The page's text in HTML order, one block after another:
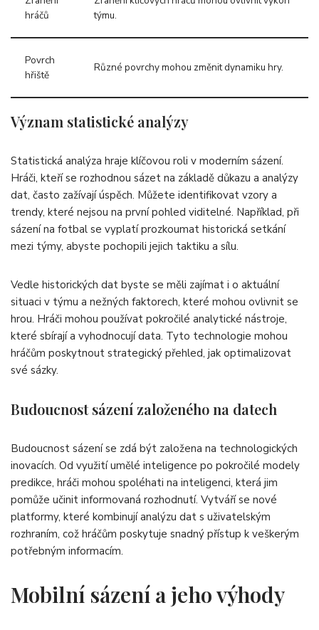
hráčů
týmu.
Povrch
hřiště
Různé povrchy mohou změnit dynamiku hry.
Význam statistické analýzy
Statistická analýza hraje klíčovou roli v moderním sázení.
Hráči, kteří se rozhodnou sázet na základě důkazu a analýzy
dat, často zažívají úspěch. Můžete identifikovat vzory a
trendy, které nejsou na první pohled viditelné. Například, při
sázení na fotbal se vyplatí prozkoumat historická setkání
mezi týmy, abyste pochopili jejich taktiku a sílu.
Vedle historických dat byste se měli zajímat i o aktuální
situaci v týmu a nežných faktorech, které mohou ovlivnit se
hrou. Hráči mohou používat pokročilé analytické nástroje,
které sbírají a vyhodnocují data. Tyto technologie mohou
hráčům poskytnout strategický přehled, jak optimalizovat
své sázky.
Budoucnost sázení založeného na datech
Budoucnost sázení se zdá být založena na technologických
inovacích. Od využití umělé inteligence po pokročilé modely
predikce, hráči mohou spoléhati na inteligenci, která jim
pomůže učinit informovaná rozhodnutí. Vytváří se nové
platformy, které kombinují analýzu dat s uživatelským
rozhraním, což hráčům poskytuje snadný přístup k veškerým
potřebným informacím.
Mobilní sázení a jeho výhody